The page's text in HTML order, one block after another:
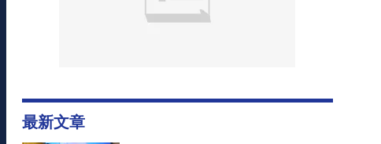
最新文章